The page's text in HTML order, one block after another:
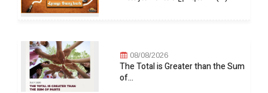
08/08/2026
The Total is Greater than the Sum
of...